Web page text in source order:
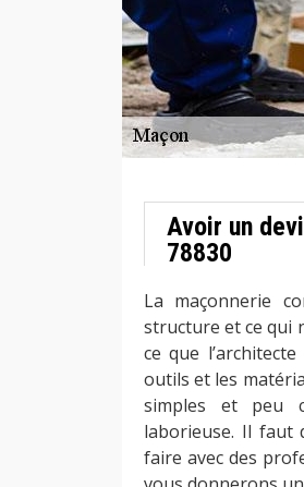
Avoir un
78830
La maçonnerie
structure et ce qui
ce que
outils et les
simples et peu
laborieuse. Il faut
faire avec des